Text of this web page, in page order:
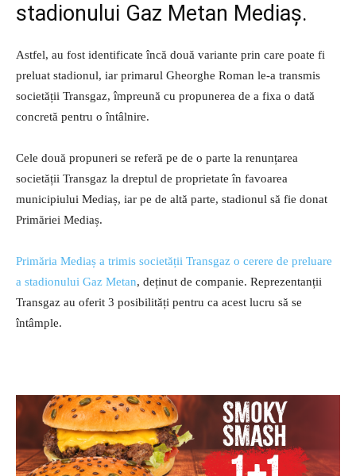
stadionului Gaz Metan Mediaș.
Astfel, au fost identificate încă două variante prin care poate fi
preluat stadionul, iar primarul Gheorghe Roman le-a transmis
societății Transgaz, împreună cu propunerea de a fixa o dată
concretă pentru o întâlnire.
Cele două propuneri se referă pe de o parte la renunțarea
societății Transgaz la dreptul de proprietate în favoarea
municipiului Mediaș, iar pe de altă parte, stadionul să fie donat
Primăriei Mediaș.
Primăria Mediaș a trimis societății Transgaz o cerere de preluare
a stadionului Gaz Metan, deținut de companie. Reprezentanții
Transgaz au oferit 3 posibilități pentru ca acest lucru să se
întâmple.